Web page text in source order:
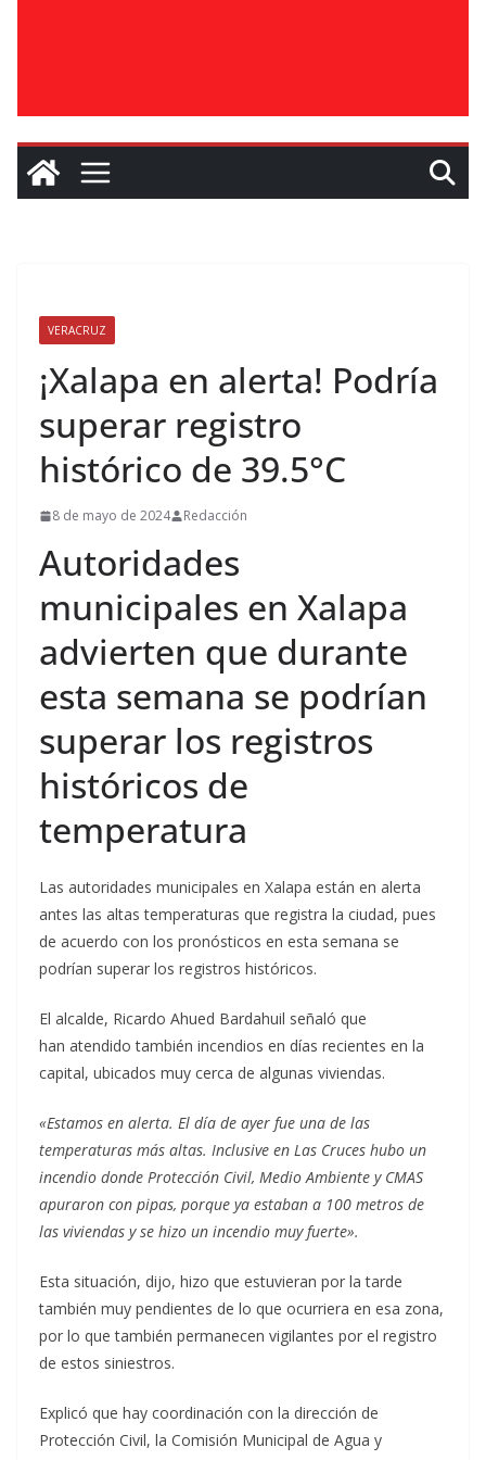
VERACRUZ
¡Xalapa en alerta! Podría
superar registro
histórico de 39.5°C
8 de mayo de 2024 Redacción
Autoridades
municipales en Xalapa
advierten que durante
esta semana se podrían
superar los registros
históricos de
temperatura
Las autoridades municipales en Xalapa están en alerta
antes las altas temperaturas que registra la ciudad, pues
de acuerdo con los pronósticos en esta semana se
podrían superar los registros históricos.
El alcalde, Ricardo Ahued Bardahuil señaló que
han atendido también incendios en días recientes en la
capital, ubicados muy cerca de algunas viviendas.
«Estamos en alerta. El día de ayer fue una de las
temperaturas más altas. Inclusive en Las Cruces hubo un
incendio donde Protección Civil, Medio Ambiente y CMAS
apuraron con pipas, porque ya estaban a 100 metros de
las viviendas y se hizo un incendio muy fuerte».
Esta situación, dijo, hizo que estuvieran por la tarde
también muy pendientes de lo que ocurriera en esa zona,
por lo que también permanecen vigilantes por el registro
de estos siniestros.
Explicó que hay coordinación con la dirección de
Protección Civil, la Comisión Municipal de Agua y